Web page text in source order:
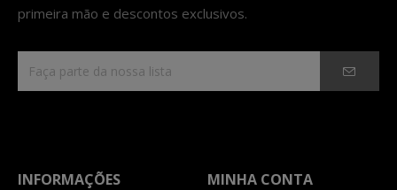
primeira mão e descontos exclusivos.
INFORMAÇÕES MINHA CONTA